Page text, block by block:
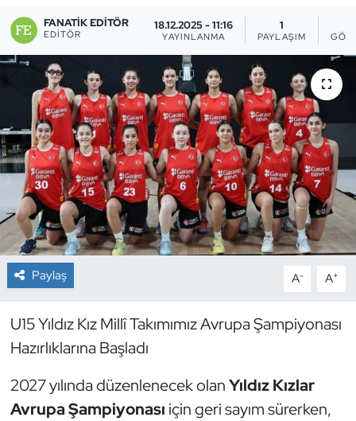
FANATIK EDITÖR
EDITÖR
18.12.2025 - 11:16
YAYINLANMA
1
PAYLAŞIM
Paylaş A- A+
U15 Yıldız Kız Millî Takımımız Avrupa Şampiyonası
Hazırlıklarına Başladı
2027 yılında düzenlenecek olanYıldız Kızlar
Avrupa Şampiyonası için geri sayım sürerken,
Briç
Buz Hokeyi
Buz Pateni
Çim Hokeyi
Cimnastik
Curling
Dağcılık
Dövüş Sanatı
E-Spor